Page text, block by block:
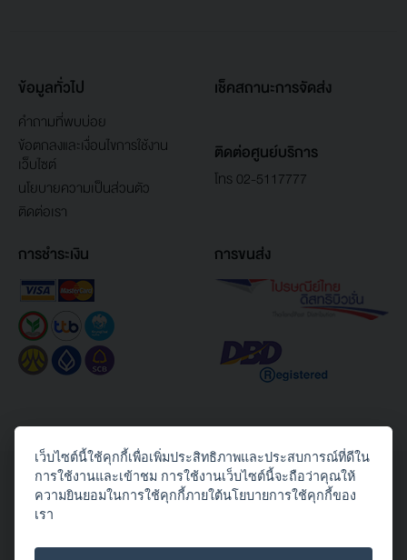
ข้อมูลทั่วไป
คำถามที่พบบ่อย
ข้อตกลงและเงื่อนไขการใช้งาน
เว็บไซต์
นโยบายความเป็นส่วนตัว
ติดต่อเรา
เช็คสถานะการจัดส่ง
ติดต่อศูนย์บริการ
โทร 02-5117777
การชำระเงิน การขนส่ง
Copyright© 2026 Toshiba Thailand Co., Ltd. All Rights Reserved.
เว็บไซต์นี้ใช้คุกกี้เพื่อเพิ่มประสิทธิภาพและประสบการณ์ที่ดีใน
การใช้งานและเข้าชม การใช้งานเว็บไซต์นี้จะถือว่าคุณให้
ความยินยอมในการใช้คุกกี้ภายใต้นโยบายการใช้คุกกี้ของ
เรา